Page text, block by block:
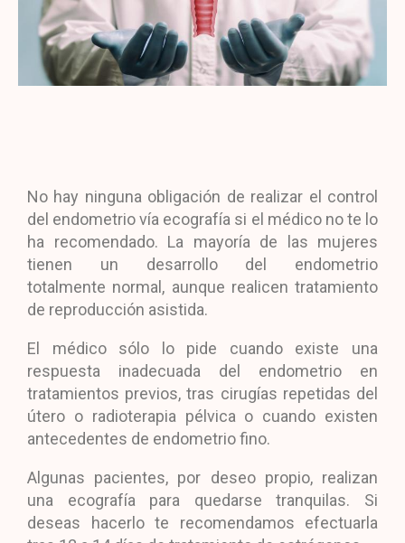
No hay ninguna obligación de realizar el control
del endometrio vía ecografía si el médico no te lo
ha recomendado. La mayoría de las mujeres
tienen un desarrollo del endometrio
totalmente normal, aunque realicen tratamiento
de reproducción asistida.
El médico sólo lo pide cuando existe una
respuesta inadecuada del endometrio en
tratamientos previos, tras cirugías repetidas del
útero o radioterapia pélvica o cuando existen
antecedentes de endometrio fino.
Algunas pacientes, por deseo propio, realizan
una ecografía para quedarse tranquilas. Si
deseas hacerlo te recomendamos efectuarla